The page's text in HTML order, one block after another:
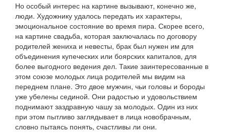
Но особый интерес на картине вызывают, конечно же,
люди. Художнику удалось передать их характеры,
эмоциональное состояние во время пира. Скорее всего,
на картине свадьба, которая заключалась по договору
родителей жениха и невесты, брак был нужен им для
объединения купеческих или боярских капиталов, для
более выгодного ведения дел. Такие заинтересованные в
этом союзе молодых лица родителей мы видим на
переднем плане. Это двое мужчин, чьи головы и бороды
уже убелены сединой. Они радостью и удовольствием
поднимают заздравную чашу за молодых. Один из них
при этом пытливо заглядывает в лица новобрачным,
словно пытаясь понять, счастливы ли они.